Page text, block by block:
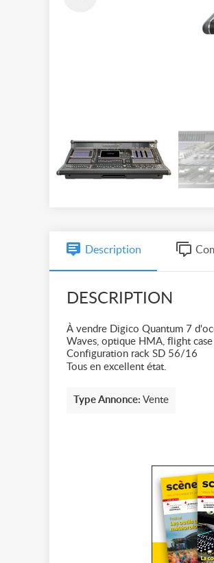
Description
DESCRIPTION
À vendre Digico Quantum 7
Waves, optique HMA, flight case
Configuration rack SD 56/16
Tous en excellent état.
Type Annonce: Vente